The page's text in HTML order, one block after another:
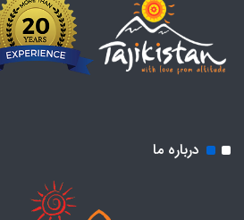
درباره ما